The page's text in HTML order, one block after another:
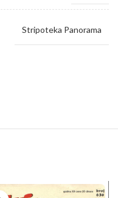
Stripoteka Panorama